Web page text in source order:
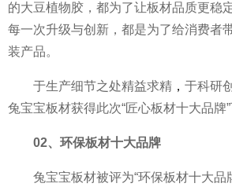
的大豆植物胶，都为了让板材品质更稳
每一次升级与创新，都是为了给消费者
装产品。
于生产细节之处精益求精 ， 于科研
兔宝宝板材获得此次“匠心板材十大品牌”
02、环保板材十大品牌
兔宝宝板材被评为“环保板材十大品